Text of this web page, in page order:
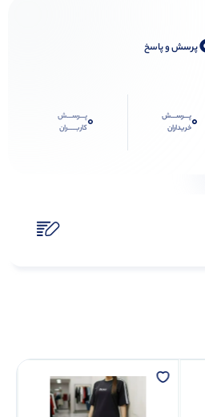
پرسش و پاسخ
0پـــرســـش
خریداران
0پـــرســـش
کاربـــــران